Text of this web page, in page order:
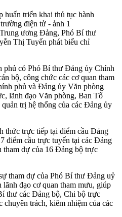
ương Đảng, Phó Bí thư
Thị Tuyến phát biểu chỉ
phủ có Phó Bí thư Đảng ủy Chính
bộ, công chức các cơ quan tham
phủ và Đảng ủy Văn phòng
lãnh đạo Văn phòng, Ban Tổ
trị hệ thống của các Đảng ủy
thức trực tiếp tại điểm cầu Đảng
điểm cầu trực tuyến tại các Đảng
tham dự của 16 Đảng bộ trực
tham dự của Phó Bí thư Đảng uỷ
đạo cơ quan tham mưu, giúp
thư các Đảng bộ, Chi bộ trực
trách, kiêm nhiệm của các